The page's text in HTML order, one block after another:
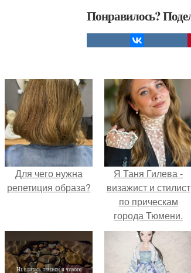
Понравилось?
Для чего нужна
репетиция образа?
Я Таня Гилева -
визажист и стилист
по прическам
города Тюмени.